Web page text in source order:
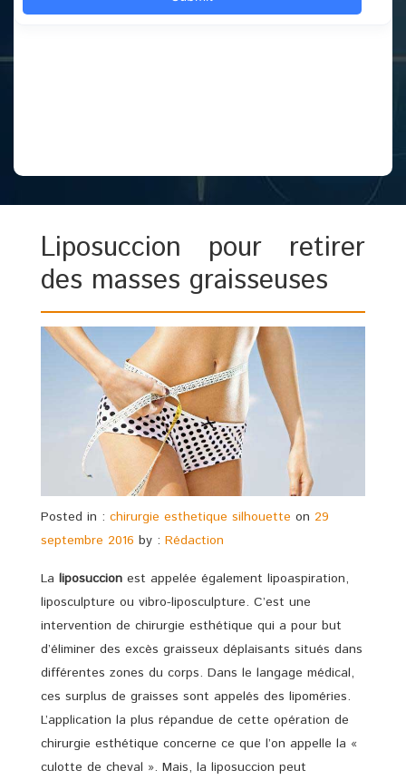
Liposuccion pour retirer
des masses graisseuses
Posted in : chirurgie esthetique silhouette on 29
septembre 2016 by : Rédaction
La liposuccion est appelée également lipoaspiration,
liposculpture ou vibro-liposculpture. C’est une
intervention de chirurgie esthétique qui a pour but
d’éliminer des excès graisseux déplaisants situés dans
différentes zones du corps. Dans le langage médical,
ces surplus de graisses sont appelés des lipoméries.
L’application la plus répandue de cette opération de
chirurgie esthétique concerne ce que l’on appelle la «
culotte de cheval ». Mais, la liposuccion peut